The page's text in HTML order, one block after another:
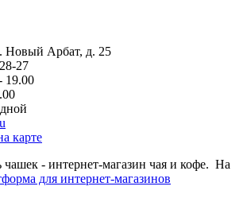
Новый Арбат, д. 25
27
19.00
карте
- интернет-магазин чая и кофе. На
для интернет-магазинов